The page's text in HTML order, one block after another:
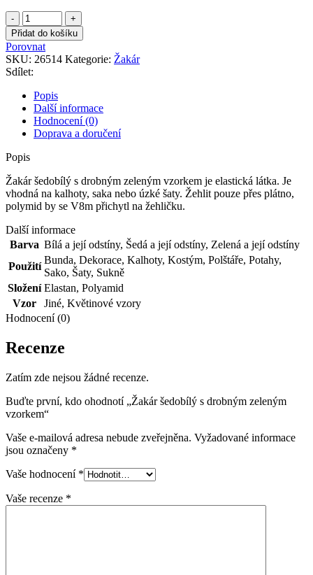
Žakár
šedobílý
s
drobným
zeleným
vzorkem
množství
Přidat do košíku
Porovnat
SKU: 26514 Kategorie: Žakár
Sdílet:
Popis
Další informace
Hodnocení (0)
Doprava a doručení
Popis
Žakár šedobílý s drobným zeleným vzorkem je elastická látka. Je
vhodná na kalhoty, saka nebo úzké šaty. Žehlit pouze přes plátno,
polymid by se V8m přichytl na žehličku.
Další informace
Barva Bílá a její odstíny, Šedá a její odstíny, Zelená a její odstíny
Použití
Bunda, Dekorace, Kalhoty, Kostým, Polštáře, Potahy,
Sako, Šaty, Sukně
Složení Elastan, Polyamid
Vzor
Jiné, Květinové vzory
Hodnocení (0)
Recenze
Zatím zde nejsou žádné recenze.
Buďte první, kdo ohodnotí „Žakár šedobílý s drobným zeleným
vzorkem“
Vaše e-mailová adresa nebude zveřejněna. Vyžadované informace
jsou označeny *
Vaše hodnocení *
Vaše recenze *